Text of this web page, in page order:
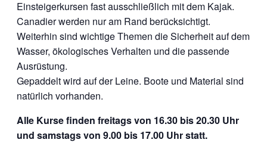
Einsteigerkursen fast ausschließlich mit dem Kajak.
Canadier werden nur am Rand berücksichtigt.
Weiterhin sind wichtige Themen die Sicherheit auf dem
Wasser, ökologisches Verhalten und die passende
Ausrüstung.
Gepaddelt wird auf der Leine. Boote und Material sind
natürlich vorhanden.
Alle Kurse finden freitags von 16.30 bis 20.30 Uhr
und samstags von 9.00 bis 17.00 Uhr statt.